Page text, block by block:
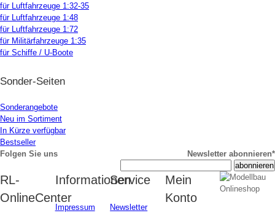
für Luftfahrzeuge 1:32-35
für Luftfahrzeuge 1:48
für Luftfahrzeuge 1:72
für Militärfahrzeuge 1:35
für Schiffe / U-Boote
Sonder-Seiten
Sonderangebote
Neu im Sortiment
In Kürze verfügbar
Bestseller
Folgen Sie uns
Newsletter abonnieren*
RL-
OnlineCenter
Informationen
Impressum
Service
Newsletter
Mein
Konto